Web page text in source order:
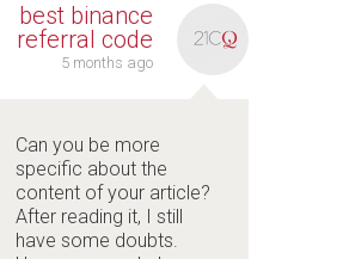
best binance
referral code
5 months ago
Can you be more
specific about the
content of your article?
After reading it, I still
have some doubts.